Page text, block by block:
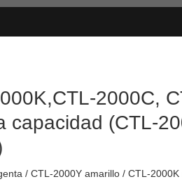
2000C,
capacidad (CTL-
/ CTL-2000Y amarillo / CTL-